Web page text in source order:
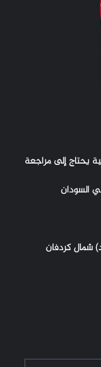
يحتاج إلى مراجعة